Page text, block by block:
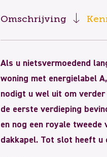
Omschrijving
Als u nietsvermoedend
woning met energielabel
nodigt u wel uit om verder
de eerste verdieping
en nog een royale tweede
dakkapel. Tot slot heeft u